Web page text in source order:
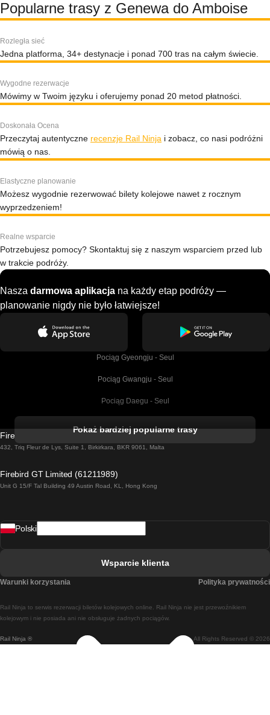
Popularne trasy z Genewa do Amboise
Rozległa sieć
Jedna platforma, 34+ destynacje i ponad 700 tras na całym świecie.
Wygodne rezerwacje
Mówimy w Twoim języku i oferujemy ponad 20 metod płatności.
Doskonała Ocena
Przeczytaj autentyczne recenzje Rail Ninja i zobacz, co nasi podróżni
mówią o nas.
Elastyczne planowanie
Możesz wygodnie rezerwować bilety kolejowe nawet z rocznym
wyprzedzeniem!
Realne wsparcie
Potrzebujesz pomocy? Skontaktuj się z naszym wsparciem przed lub
w trakcie podróży.
Nasza darmowa aplikacja na każdy etap podróży —
planowanie nigdy nie było łatwiejsze!
Pociąg Gyeongju - Seul
Pociąg Gwangju - Seul
Pociąg Daegu - Seul
Pociąg Dublin - Galway
Pociąg Rzym - Neapol
Pociąg Madryt - Lizbona
Pociąg Madryt - Barcelona
Pokaż bardziej popularne trasy
Firebird GT Limited (OC 1451)
432, Triq Fleur de Lys, Suite 1, Birkirkara, BKR 9061, Malta
Firebird GT Limited (61211989)
Unit G 15/F Tal Building 49 Austin Road, KL, Hong Kong
Rail Ninja ® All Rights Reserved © 2026
Rail Ninja to serwis rezerwacji biletów kolejowych online. Rail Ninja nie jest przewoźnikiem
kolejowym i nie posiada ani nie obsługuje żadnych pociągów.
Polski
Wsparcie klienta
Warunki korzystania Polityka prywatności